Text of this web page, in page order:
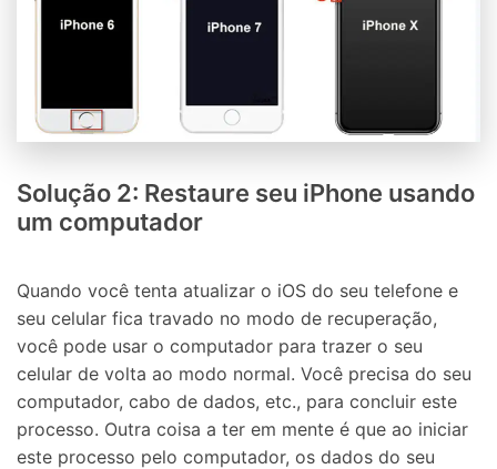
Solução 2: Restaure seu iPhone usando
um computador
Quando você tenta atualizar o iOS do seu telefone e
seu celular fica travado no modo de recuperação,
você pode usar o computador para trazer o seu
celular de volta ao modo normal. Você precisa do seu
computador, cabo de dados, etc., para concluir este
processo. Outra coisa a ter em mente é que ao iniciar
este processo pelo computador, os dados do seu